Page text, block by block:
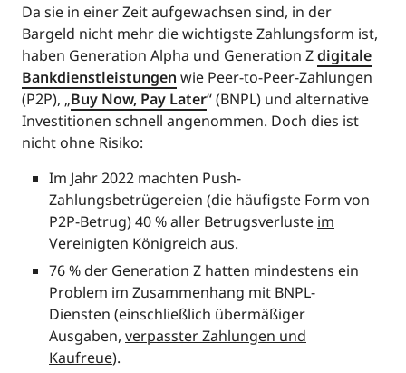
Da sie in einer Zeit aufgewachsen sind, in der
Bargeld nicht mehr die wichtigste Zahlungsform ist,
haben Generation Alpha und Generation Zdigitale
Bankdienstleistungen wie Peer-to-Peer-Zahlungen
(P2P), „Buy Now, Pay Later“ (BNPL) und alternative
Investitionen schnell angenommen. Doch dies ist
nicht ohne Risiko:
Im Jahr 2022 machten Push-
Zahlungsbetrügereien (die häufigste Form von
P2P-Betrug) 40 % aller Betrugsverluste im
Vereinigten Königreich aus.
76 % der Generation Z hatten mindestens ein
Problem im Zusammenhang mit BNPL-
Diensten (einschließlich übermäßiger
Ausgaben, verpasster Zahlungen und
Kaufreue).